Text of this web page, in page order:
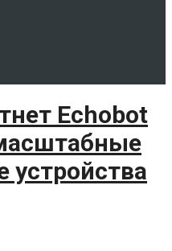
Echobot
устройства